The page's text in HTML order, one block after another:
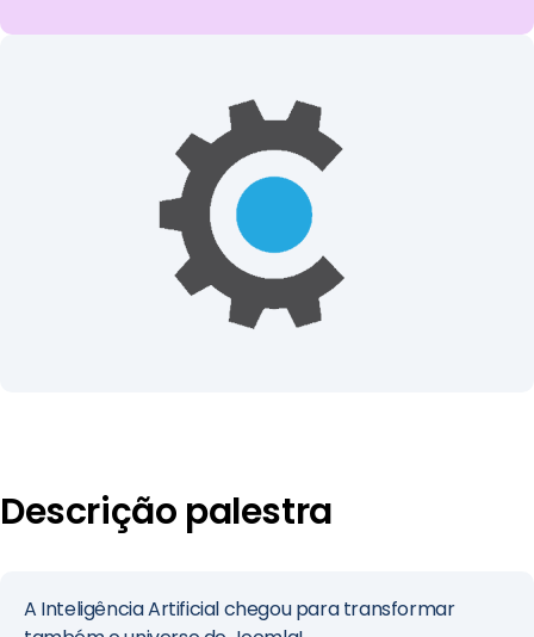
Descrição palestra
A Inteligência Artificial chegou para transformar